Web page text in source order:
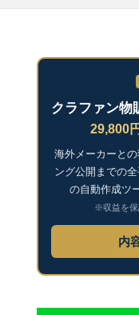
クラファン物
29,800
海外メーカーと
ング公開までの
の自動作成ツ
※収益を保
内